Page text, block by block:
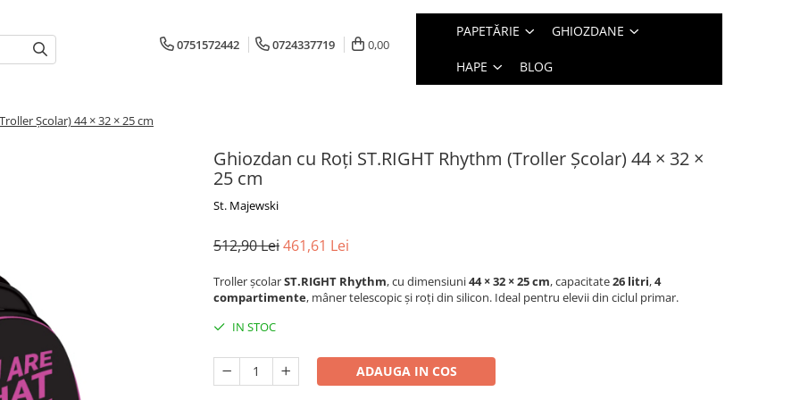
0751572442 0724337719 0,00
PAPETĂRIE GHIOZDANE
HAPE BLOG
Școlar) 44 × 32 × 25 cm
Ghiozdan cu Roți ST.RIGHT Rhythm (Troller Școlar) 44 × 32 ×
25 cm
St. Majewski
512,90 Lei461,61 Lei
Troller școlarST.RIGHT Rhythm, cu dimensiuni44 × 32 × 25 cm, capacitate26 litri,4
compartimente, mâner telescopic și roți din silicon. Ideal pentru elevii din ciclul primar.
IN STOC
ADAUGA IN COS